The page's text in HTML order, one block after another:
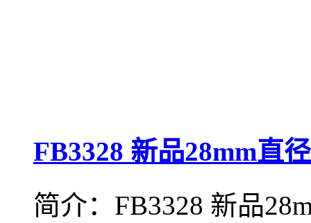
FB3328 新品28mm直
简介：FB3328 新品